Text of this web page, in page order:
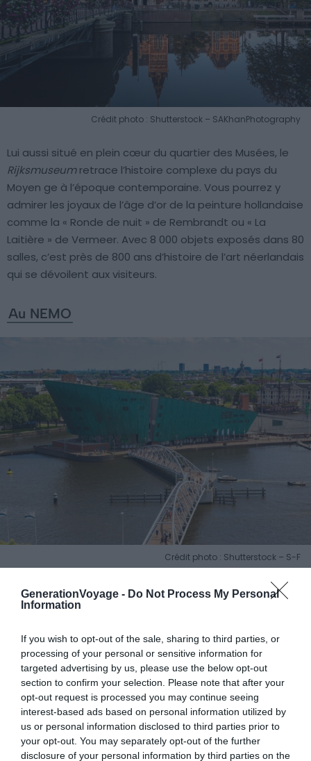
GenerationVoyage - Do Not Process My Personal
Information
If you wish to opt-out of the sale, sharing to third parties, or
processing of your personal or sensitive information for
targeted advertising by us, please use the below opt-out
section to confirm your selection. Please note that after your
opt-out request is processed you may continue seeing
interest-based ads based on personal information utilized by
us or personal information disclosed to third parties prior to
your opt-out. You may separately opt-out of the further
disclosure of your personal information by third parties on the
Crédit photo : Shutterstock – SAKhanPhotography
Lui aussi situé en plein cœur du quartier des Musées, le
Rijksmuseumretrace l’histoire complexe du pays du
Moyen ge à l’époque contemporaine. Vous pourrez y
admirer les joyaux de l’âge d’or de la peinture hollandaise
comme la « Ronde de nuit » de Rembrandt ou « La
Laitière » de Vermeer. Avec 8 000 objets exposés dans 80
salles, c’est près de 800 ans d’histoire de l’art néerlandais
qui se dévoilent aux visiteurs.
Au NEMO
Crédit photo : Shutterstock – S-F
Le NEMO constitue l’un des temps forts d’un week-end à
Amsterdam en famille. C’est le plus grand musée
bâtiment à la forme bien particulière de bateau au
célèbre architecte Renzo Piano. Justement, il se situe sur
le port d’Amsterdam.
Dans ce musée, de nombreuses animations ludiques
sont proposées sur les thèmes de l’industrie, de la
physique, de la biologie ou de la chimie. Des expériences